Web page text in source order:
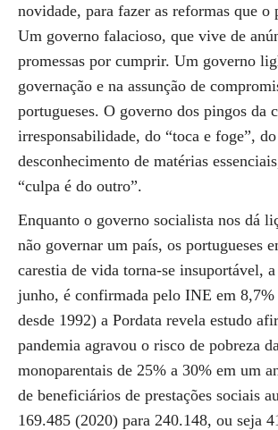
novidade, para fazer as reformas que o
Um governo falacioso, que vive de
promessas por cumprir. Um governo
governação e na assunção de
portugueses. O governo dos pingos da
irresponsabilidade, do “toca e foge”, do
desconhecimento de matérias
“culpa é do outro”.
Enquanto o governo socialista nos dá
não governar um país, os portugueses
carestia de vida torna-se insuportável,
junho, é confirmada pelo INE em 8,7%
desde 1992) a Pordata revela estudo
pandemia agravou o risco de pobreza
monoparentais de 25% a 30% em um
de beneficiários de prestações sociais
169.485 (2020) para 240.148, ou seja